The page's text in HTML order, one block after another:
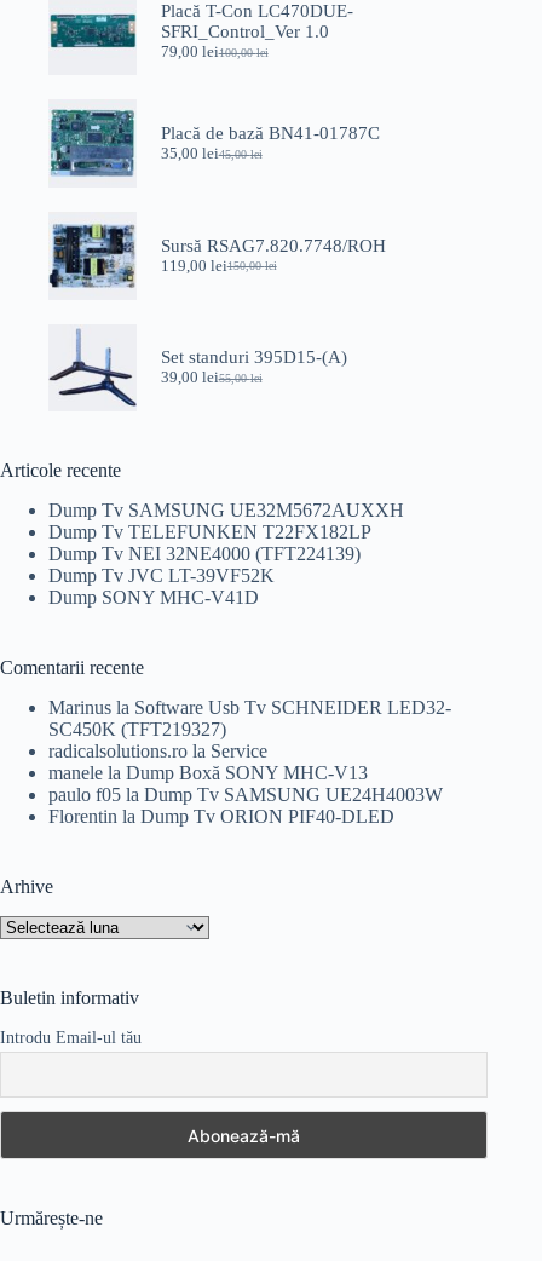
100,00 lei.
Placă T-Con LC470DUE-
SFRI_Control_Ver 1.0
100,00lei
Prețul
100,00 lei.
79,00 leiPrețul
Placă de bază BN41-01787C
45,00lei
Prețul
45,00 lei.
35,00 leiPrețul
Sursă RSAG7.820.7748/ROH
150,00lei
Prețul
150,00 lei.
119,00 leiPrețul
Set standuri 395D15-(A)
55,00lei
Prețul
39,00 leiPrețul
Articole recente
Dump Tv SAMSUNG UE32M5672AUXXH
Dump Tv TELEFUNKEN T22FX182LP
Dump Tv NEI 32NE4000 (TFT224139)
Dump Tv JVC LT-39VF52K
Dump SONY MHC-V41D
Comentarii recente
Marinus la Software Usb Tv SCHNEIDER LED32-
SC450K (TFT219327)
radicalsolutions.ro la Service
manele la Dump Boxă SONY MHC-V13
paulo f05 la Dump Tv SAMSUNG UE24H4003W
Florentin la Dump Tv ORION PIF40-DLED
Arhive
Arhive
Buletin informativ
Introdu Email-ul tău
Urmărește-ne